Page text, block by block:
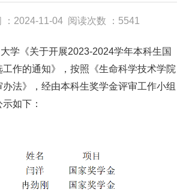
：2024-11-04 阅读次数 ：5541
学《关于开展2023-2024学年本科生国
作的通知》，按照《生命科学技术学院
法》，经由本科生奖学金评审工作小组
如下：